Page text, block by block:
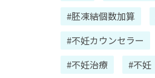
#胚凍結個数加算
#不妊カウンセラー
#不妊治療
#不妊